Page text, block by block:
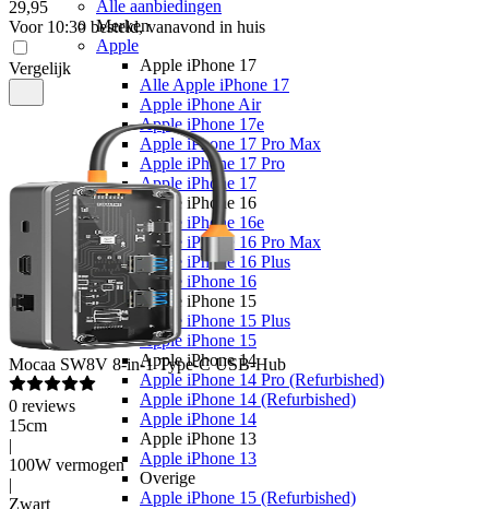
Alle aanbiedingen
Merken
Apple
Apple iPhone 17
Alle Apple iPhone 17
Apple iPhone Air
Apple iPhone 17e
Apple iPhone 17 Pro Max
Apple iPhone 17 Pro
Apple iPhone 17
Apple iPhone 16
Apple iPhone 16e
Apple iPhone 16 Pro Max
Apple iPhone 16 Plus
Apple iPhone 16
Apple iPhone 15
Apple iPhone 15 Plus
Apple iPhone 15
Apple iPhone 14
Apple iPhone 14 Pro (Refurbished)
Apple iPhone 14 (Refurbished)
Apple iPhone 14
Apple iPhone 13
Apple iPhone 13
Overige
Apple iPhone 15 (Refurbished)
29,95
Voor 10:30 besteld, vanavond in huis
Vergelijk
Mocaa SW8V 8-in-1 Type-C USB-Hub
0 reviews
15cm
|
100W vermogen
|
Zwart